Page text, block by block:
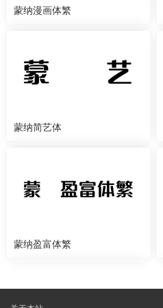
蒙纳漫画体繁
蒙纳简艺体
蒙纳盈富体繁